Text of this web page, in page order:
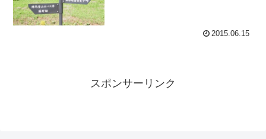
2015.06.15
スポンサーリンク